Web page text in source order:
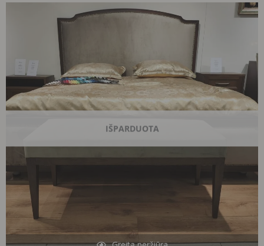
IŠPARDUOTA
price
was:
1993,00 €.
Current
price